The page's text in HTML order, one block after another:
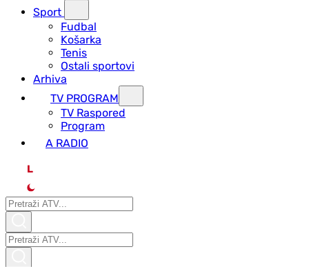
Sport
Fudbal
Košarka
Tenis
Ostali sportovi
Arhiva
TV PROGRAM
ТV Raspored
Program
A RADIO
L